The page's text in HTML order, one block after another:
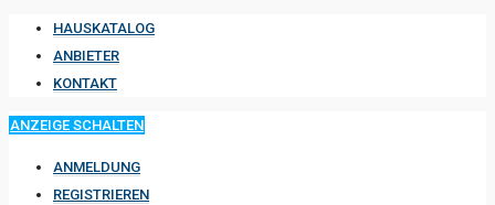
HAUSKATALOG
ANBIETER
KONTAKT
ANZEIGE SCHALTEN
ANMELDUNG
REGISTRIEREN